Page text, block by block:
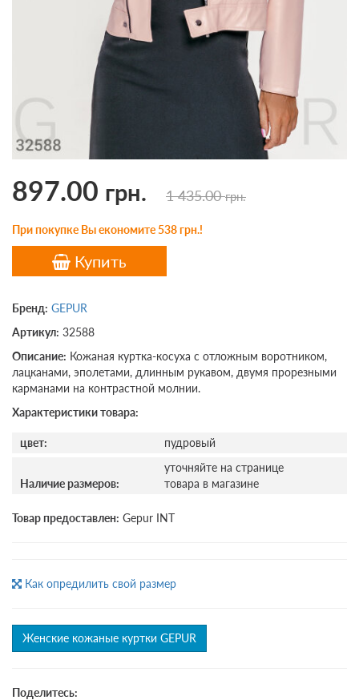
897.00 грн. 1 435.00грн.
При покупке Вы економите 538 грн.!
Купить
Бренд: GEPUR
Артикул: 32588
Описание: Кожаная куртка-косуха с отложным воротником,
лацканами, эполетами, длинным рукавом, двумя прорезными
карманами на контрастной молнии.
Характеристики товара:
цвет: пудровый
Наличие размеров:
уточняйте на странице
товара в магазине
Товар предоставлен: Gepur INT
Как опредилить свой размер
Женские кожаные куртки GEPUR
Поделитесь: